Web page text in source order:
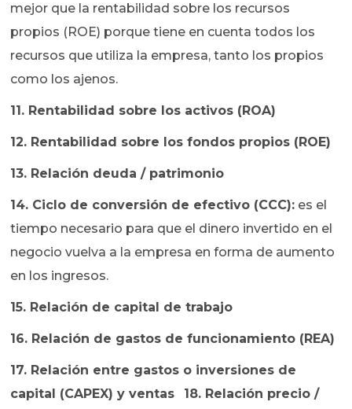
mejor que la rentabilidad sobre los recursos
propios (ROE) porque tiene en cuenta todos los
recursos que utiliza la empresa, tanto los propios
como los ajenos.
11. Rentabilidad sobre los activos (ROA)
12. Rentabilidad sobre los fondos propios (ROE)
13. Relación deuda / patrimonio
14. Ciclo de conversión de efectivo (CCC): es el
tiempo necesario para que el dinero invertido en el
negocio vuelva a la empresa en forma de aumento
en los ingresos.
15. Relación de capital de trabajo
16. Relación de gastos de funcionamiento (REA)
17. Relación entre gastos o inversiones de
capital (CAPEX) y ventas
18. Relación precio /